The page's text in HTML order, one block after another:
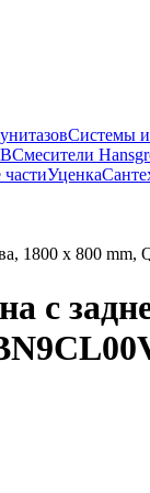
Системы
Смесители
Уценка
1800 x 800
с